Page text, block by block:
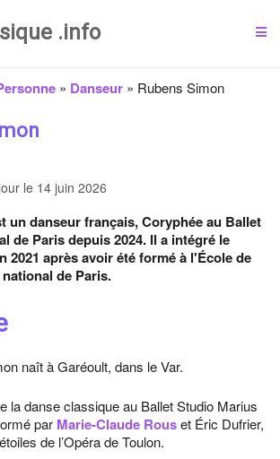
.info
» Danseur» Rubens Simon
le 14 juin 2026
un danseur français, Coryphée au Ballet
de Paris depuis 2024. Il a intégré le
2021 après avoir été formé à l'École de
de Paris.
naît à Garéoult, dans le Var.
la danse classique au Ballet Studio Marius
par Marie-Claude Rouset Éric Dufrier,
de l’Opéra de Toulon.